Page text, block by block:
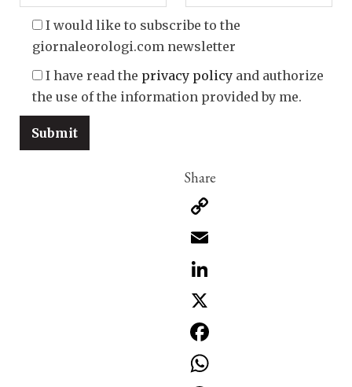
I would like to subscribe to the
giornaleorologi.com newsletter
I have read the privacy policy and authorize
the use of the information provided by me.